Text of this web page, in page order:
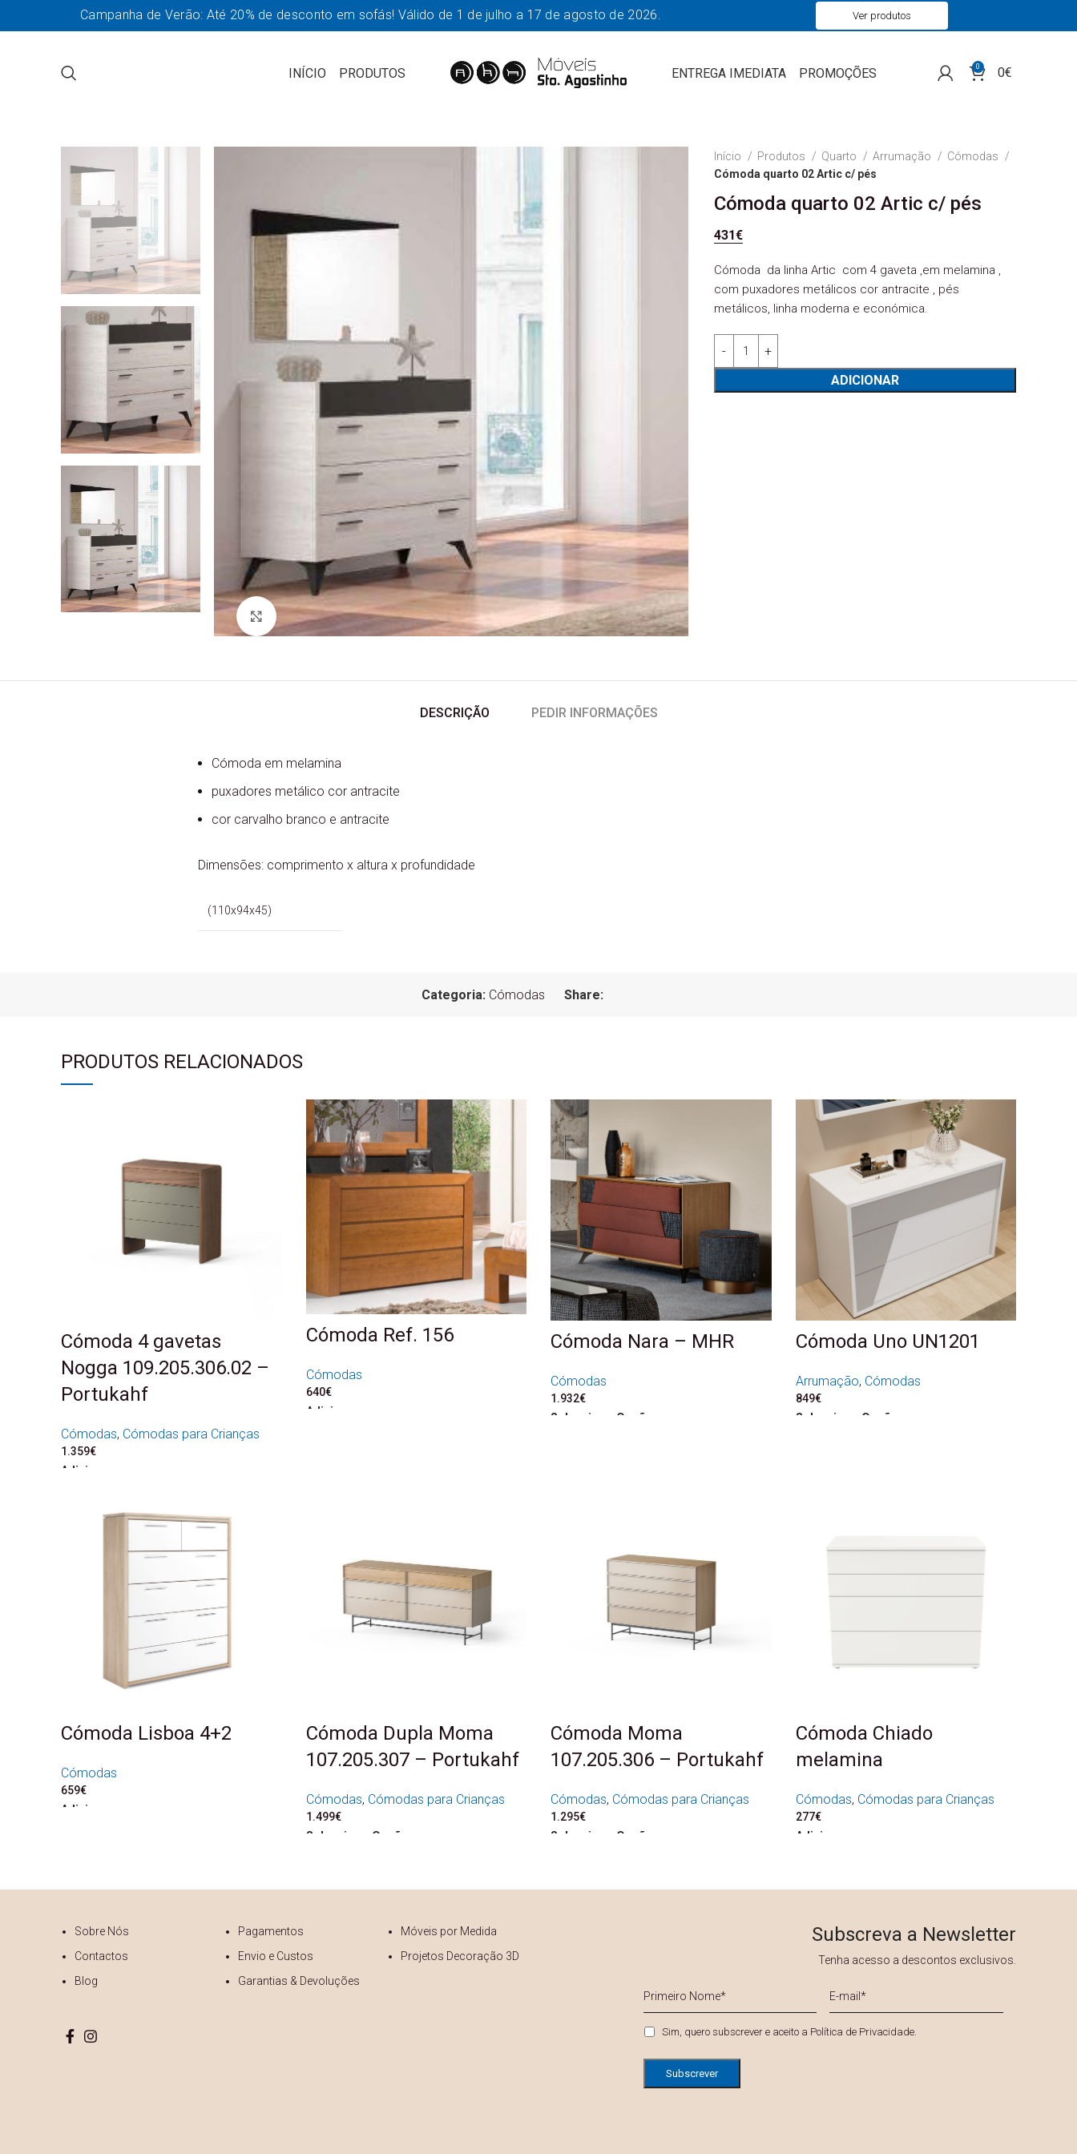
INÍCIO PRODUTOS ENTREGA IMEDIATA PROMOÇÕES 0 0€
Ver Imagem
Início Produtos Quarto Arrumação
Cómodas
Cómoda quarto 02 Artic c/ pés
Cómoda quarto 02 Artic c/ pés
431€
Cómoda da linha Artic com 4 gaveta ,em melamina ,
com puxadores metálicos cor antracite , pés
metálicos, linha moderna e económica.
ADICIONAR
DESCRIÇÃO PEDIR INFORMAÇÕES
Cómoda em melamina
puxadores metálico cor antracite
cor carvalho branco e antracite
Dimensões: comprimento x altura x profundidade
(110x94x45)
Categoria: Cómodas Share:
PRODUTOS RELACIONADOS
Cómoda 4 gavetas
Nogga 109.205.306.02 –
Portukahf
Cómodas, Cómodas para Crianças
1.359€
Adicionar
Cómoda Ref. 156
Cómodas
640€
Adicionar
Cómoda Nara – MHR
Cómodas
1.932€
Seleccione Opções
Cómoda Uno UN1201
Arrumação, Cómodas
849€
Seleccione Opções
Cómoda Lisboa 4+2
Cómodas
659€
Adicionar
Cómoda Dupla Moma
107.205.307 – Portukahf
Cómodas, Cómodas para Crianças
1.499€
Seleccione Opções
Cómoda Moma
107.205.306 – Portukahf
Cómodas, Cómodas para Crianças
1.295€
Seleccione Opções
Cómoda Chiado
melamina
Cómodas, Cómodas para Crianças
277€
Adicionar
Sobre Nós
Contactos
Blog
Pagamentos
Envio e Custos
Garantias & Devoluções
Móveis por Medida
Projetos Decoração 3D
Subscreva a Newsletter
Tenha acesso a descontos exclusivos.
Nome
*
mail
Privacidade *
Sim, quero subscrever e aceito a Política de Privacidade.
Campanha de Verão: Até 20% de desconto em sofás! Válido de 1 de julho a 17 de agosto de 2026. Ver produtos